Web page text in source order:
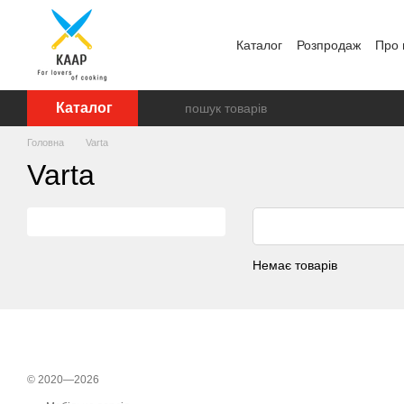
Перейти до основного контенту
Каталог Розпродаж Про
Каталог
Головна Varta
Varta
Немає товарів
© 2020—2026